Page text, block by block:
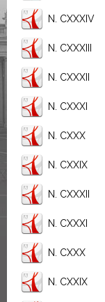
N. CXXXIV
N. CXXXIII
N. CXXXII
N. CXXXI
N. CXXX
N. CXXIX
N. CXXXII
N. CXXXI
N. CXXX
N. CXXIX